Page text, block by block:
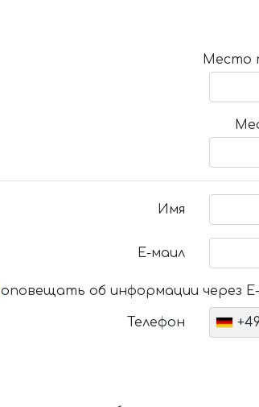
Место
Имя
Е-маил
оповещать об информации через
Телефон +49